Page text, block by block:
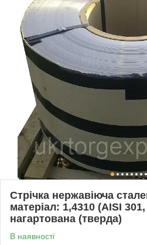
Стрічка нержавіюча
матеріал: 1,4310 (AISI
нагартована (тверда)
В наявності